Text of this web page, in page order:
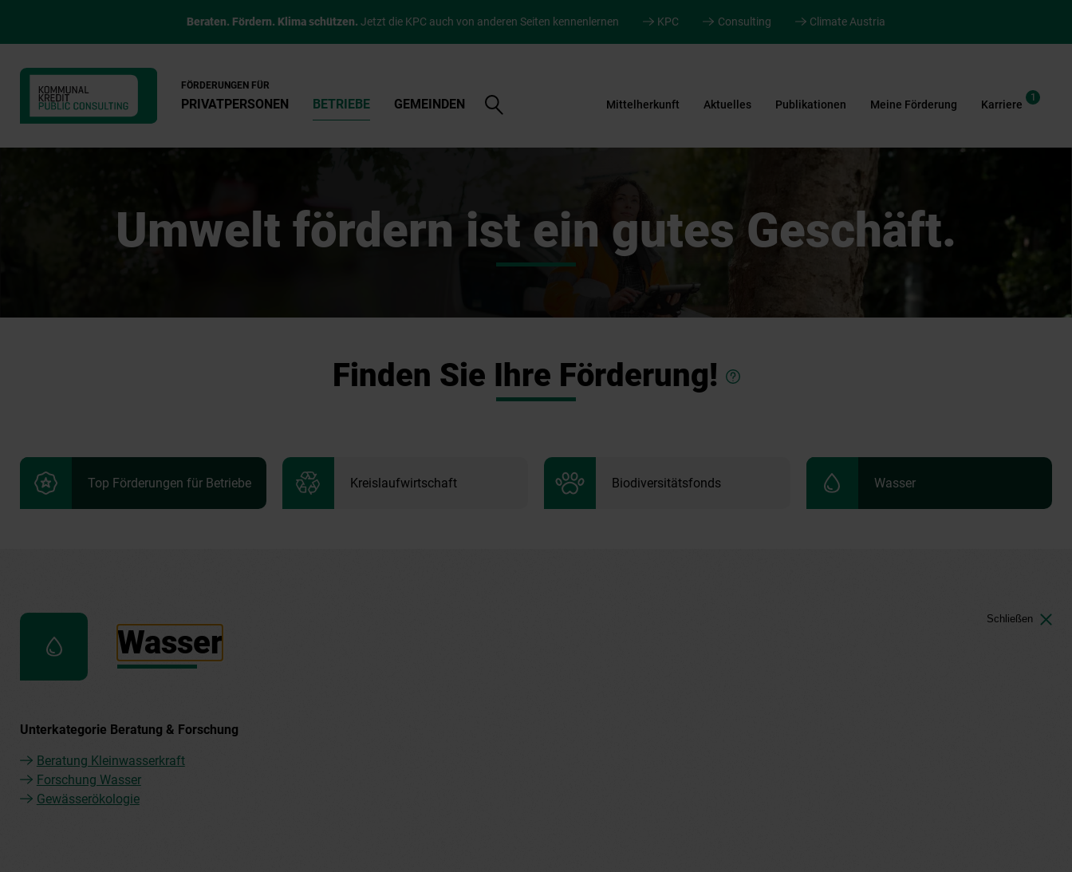
Beraten. Fördern. Klima schützen. Jetzt die KPC auch von anderen Seiten kennenlernen KPC Consulting Climate Austria
FÖRDERUNGEN FÜR
PRIVATPERSONEN BETRIEBE GEMEINDEN
Suche
öffnen
Mittelherkunft Aktuelles Publikationen Meine Förderung Karriere
1
Umwelt fördern ist ein gutes Geschäft.
Finden Sie Ihre Förderung!
Top Förderungen für Betriebe Kreislaufwirtschaft Biodiversitätsfonds Wasser
Wasser
Unterkategorie Beratung & Forschung
Beratung Kleinwasserkraft
Forschung Wasser
Gewässerökologie
Schließen